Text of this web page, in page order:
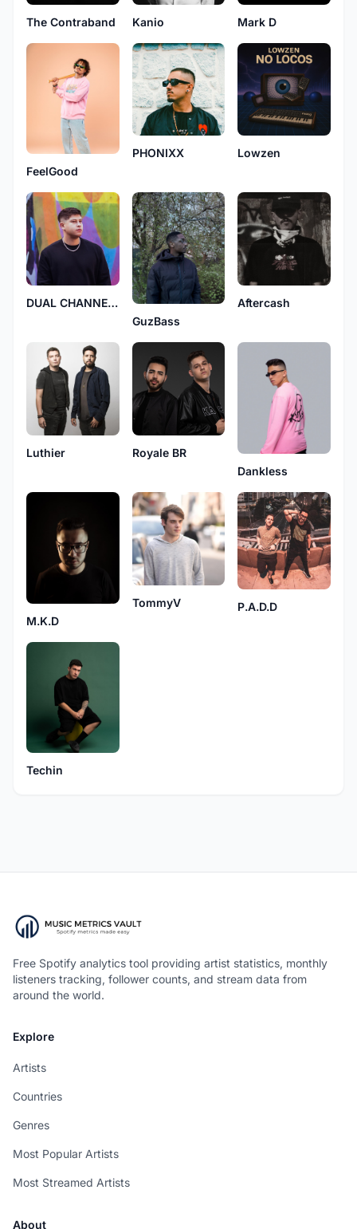
The Contraband Kanio Mark D
FeelGood
PHONIXX Lowzen
DUAL CHANNELS
GuzBass
Aftercash
Luthier
Royale BR
Dankless
M.K.D
TommyV P.A.D.D
Techin
Free Spotify analytics tool providing artist statistics, monthly
listeners tracking, follower counts, and stream data from
around the world.
Explore
Artists
Countries
Genres
Most Popular Artists
Most Streamed Artists
About